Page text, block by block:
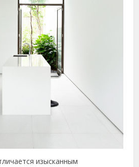
изысканным